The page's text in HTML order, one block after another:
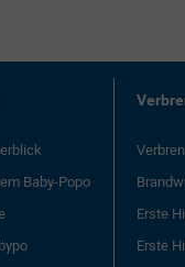
Baby-Popo
Erste
Erste